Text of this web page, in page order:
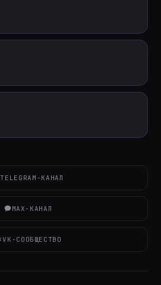
TELEGRAM-КАНАЛ
MAX-КАНАЛ
VK-СООБЩЕСТВО